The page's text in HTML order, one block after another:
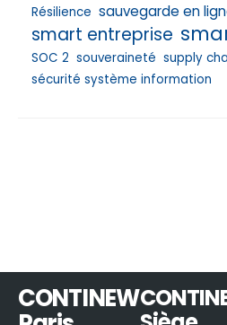
Résilience sauvegarde en
smart entreprise
SOC 2 souveraineté supply
sécurité système information
CONTINEW